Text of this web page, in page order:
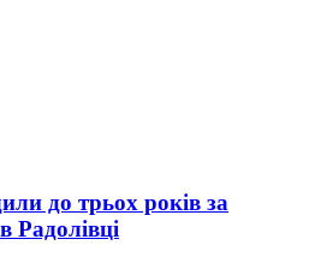
до трьох років за
Радолівці